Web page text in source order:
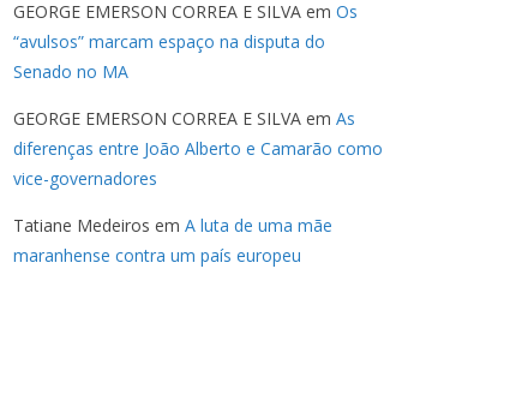
GEORGE EMERSON CORREA E SILVA em Os
“avulsos” marcam espaço na disputa do
Senado no MA
GEORGE EMERSON CORREA E SILVA em As
diferenças entre João Alberto e Camarão como
vice-governadores
Tatiane Medeiros em A luta de uma mãe
maranhense contra um país europeu